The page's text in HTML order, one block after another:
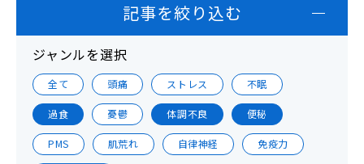
記事を絞り込む
ジャンルを選択
全て 頭痛 ストレス 不眠
過食 憂鬱 体調不良 便秘
PMS 肌荒れ 自律神経 免疫力